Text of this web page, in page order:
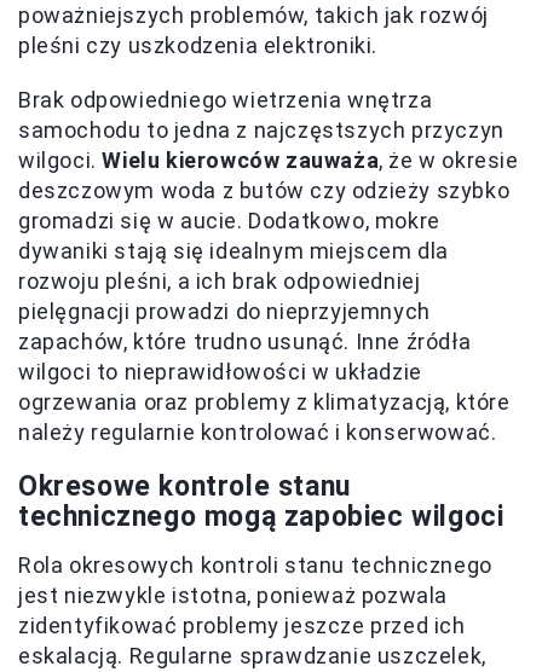
poważniejszych problemów, takich jak rozwój
pleśni czy uszkodzenia elektroniki.
Brak odpowiedniego wietrzenia wnętrza
samochodu to jedna z najczęstszych przyczyn
wilgoci.Wielu kierowców zauważa, że w okresie
deszczowym woda z butów czy odzieży szybko
gromadzi się w aucie. Dodatkowo, mokre
dywaniki stają się idealnym miejscem dla
rozwoju pleśni, a ich brak odpowiedniej
pielęgnacji prowadzi do nieprzyjemnych
zapachów, które trudno usunąć. Inne źródła
wilgoci to nieprawidłowości w układzie
ogrzewania oraz problemy z klimatyzacją, które
należy regularnie kontrolować i konserwować.
Okresowe kontrole stanu
technicznego mogą zapobiec wilgoci
Rola okresowych kontroli stanu technicznego
jest niezwykle istotna, ponieważ pozwala
zidentyfikować problemy jeszcze przed ich
eskalacją. Regularne sprawdzanie uszczelek,